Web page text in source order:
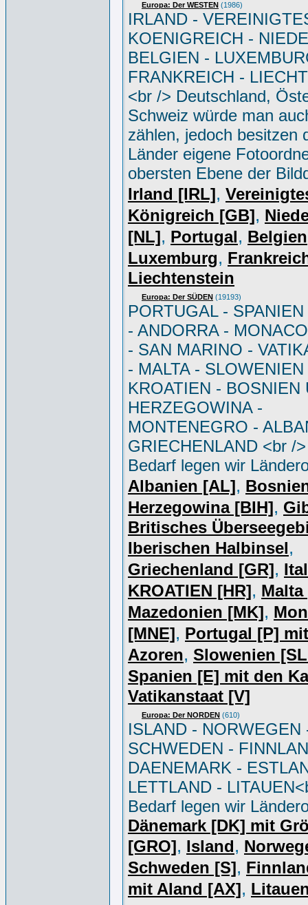
Europa: Der WESTEN (1986)
IRLAND -
KOENIGREICH -
BELGIEN -
FRANKREICH -
<br /> Deutschland,
Schweiz würde man
zählen, jedoch besitzen
Länder eigene
obersten Ebene der
Irland [IRL],
Königreich [GB],
[NL], Portugal, Belgien
Luxemburg,
Liechtenstein
Europa: Der SÜDEN (19193)
PORTUGAL -
- ANDORRA -
- SAN MARINO -
- MALTA - SLOWENIEN
KROATIEN - BOSNIEN
HERZEGOWINA -
MONTENEGRO -
GRIECHENLAND <br /
Bedarf legen wir
Albanien [AL],
Herzegowina [BIH],
Britisches
Iberischen Halbinsel,
Griechenland [GR],
KROATIEN [HR], Malta
Mazedonien [MK],
[MNE], Portugal [P]
Azoren, Slowenien
Spanien [E] mit den
Vatikanstaat [V]
Europa: Der NORDEN (610)
ISLAND - NORWEGEN
SCHWEDEN -
DAENEMARK -
LETTLAND -
Bedarf legen wir
Dänemark [DK] mit
[GRO], Island,
Schweden [S],
mit Aland [AX],